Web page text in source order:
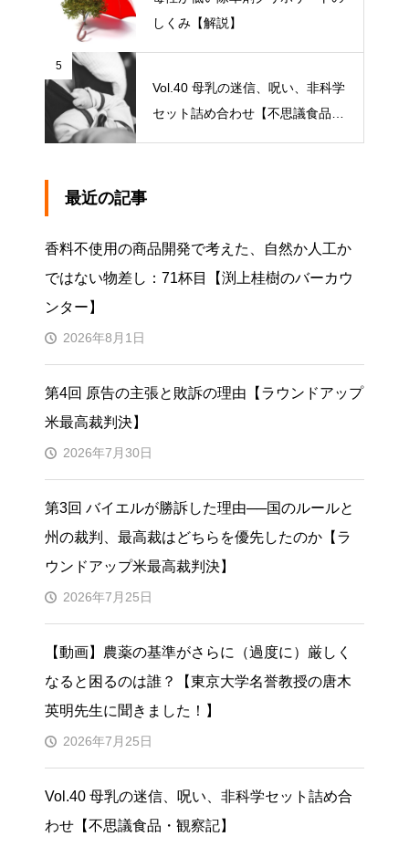
しくみ【解説】
5
Vol.40 母乳の迷信、呪い、非科学
セット詰め合わせ【不思議食品・
観察記】
最近の記事
香料不使用の商品開発で考えた、自然か人工か
ではない物差し：71杯目【渕上桂樹のバーカウ
ンター】
2026年8月1日
第4回 原告の主張と敗訴の理由【ラウンドアップ
米最高裁判決】
2026年7月30日
第3回 バイエルが勝訴した理由──国のルールと
州の裁判、最高裁はどちらを優先したのか【ラ
ウンドアップ米最高裁判決】
2026年7月25日
【動画】農薬の基準がさらに（過度に）厳しく
なると困るのは誰？【東京大学名誉教授の唐木
英明先生に聞きました！】
2026年7月25日
Vol.40 母乳の迷信、呪い、非科学セット詰め合
わせ【不思議食品・観察記】